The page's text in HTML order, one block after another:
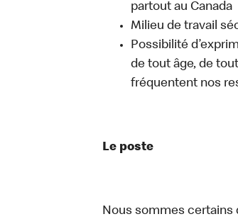
partout au Canada
Milieu de travail
Possibilité
de tout âge, de
fréquentent nos
Le poste
Nous sommes certains